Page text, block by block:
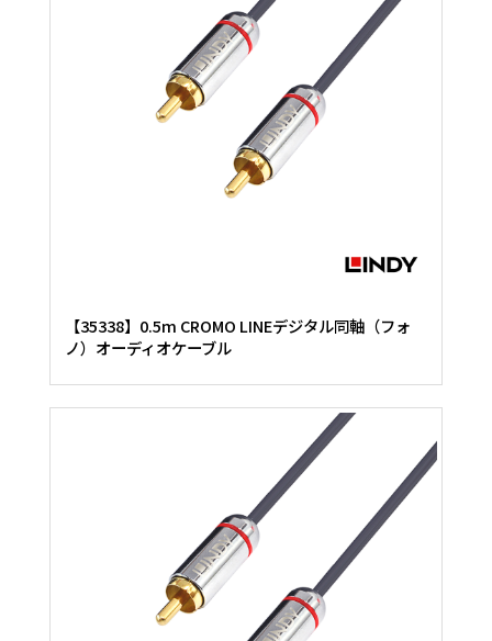
【35338】0.5m CROMO LINEデジタル同軸（フォ
ノ）オーディオケーブル